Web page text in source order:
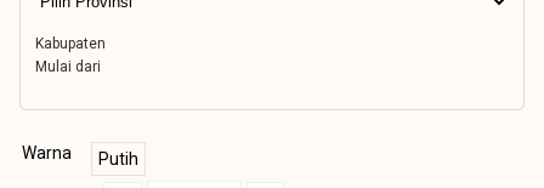
Kabupaten
Mulai dari
Warna Putih